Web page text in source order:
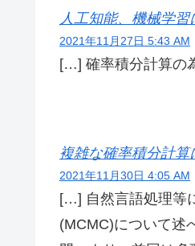
人工知能、機械学
2021年11月27日 5:43 AM
[…] 確率積分計算の
複雑な確率積分計
2021年11月30日 4:05 AM
[…] 自然言語処理等
(MCMC)について述